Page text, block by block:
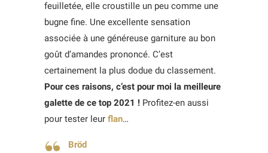
feuilletée, elle croustille un peu comme une
bugne fine. Une excellente sensation
associée à une généreuse garniture au bon
goût d’amandes prononcé. C’est
certainement la plus dodue du classement.
Pour ces raisons, c’est pour moi la meilleure
galette de ce top 2021 ! Profitez-en aussi
pour tester leur flan…
Bröd